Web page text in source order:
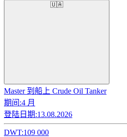
🇺🇦
Master 到船上 Crude Oil Tanker
期间:4 月
登陆日期:13.08.2026
DWT:109 000